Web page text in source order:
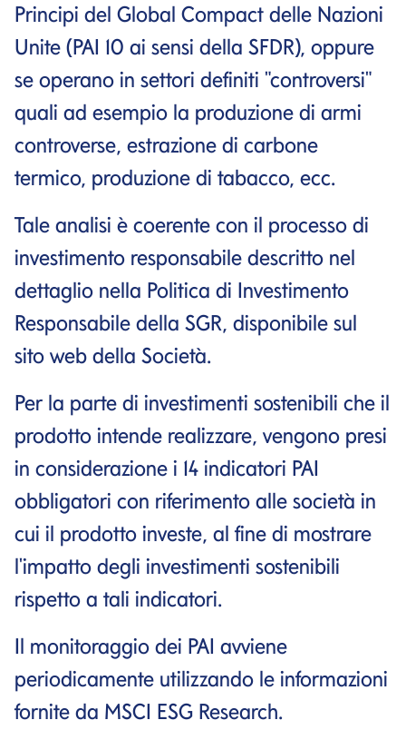
Principi del Global Compact delle Nazioni
Unite (PAI 10 ai sensi della SFDR), oppure
se operano in settori definiti "controversi"
quali ad esempio la produzione di armi
controverse, estrazione di carbone
termico, produzione di tabacco, ecc.
Tale analisi è coerente con il processo di
investimento responsabile descritto nel
dettaglio nella Politica di Investimento
Responsabile della SGR, disponibile sul
sito web della Società.
Per la parte di investimenti sostenibili che il
prodotto intende realizzare, vengono presi
in considerazione i 14 indicatori PAI
obbligatori con riferimento alle società in
cui il prodotto investe, al fine di mostrare
l'impatto degli investimenti sostenibili
rispetto a tali indicatori.
Il monitoraggio dei PAI avviene
periodicamente utilizzando le informazioni
fornite da MSCI ESG Research.